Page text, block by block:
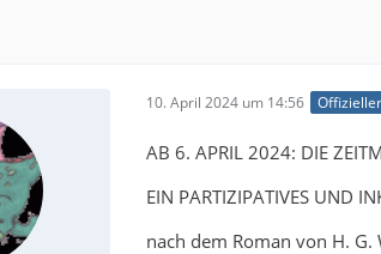
10. April 2024 um 14:56
AB 6. APRIL 2024: DIE
EIN PARTIZIPATIVES UND
nach dem Roman von H. G.